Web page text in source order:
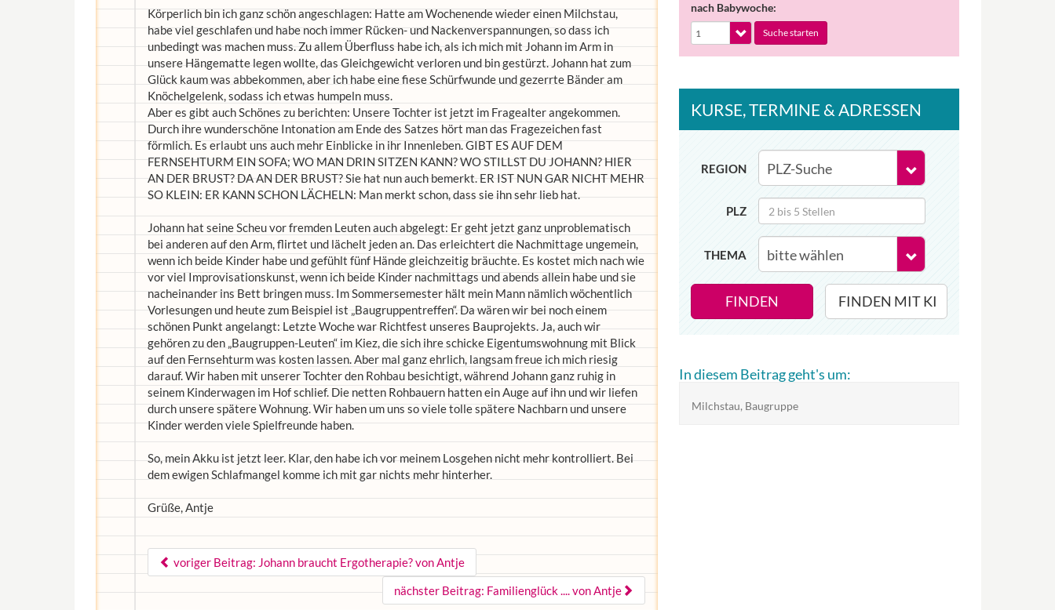
Körperlich bin ich ganz schön angeschlagen: Hatte am Wochenende wieder einen Milchstau,
habe viel geschlafen und habe noch immer Rücken- und Nackenverspannungen, so dass ich
unbedingt was machen muss. Zu allem Überfluss habe ich, als ich mich mit Johann im Arm in
unsere Hängematte legen wollte, das Gleichgewicht verloren und bin gestürzt. Johann hat zum
Glück kaum was abbekommen, aber ich habe eine fiese Schürfwunde und gezerrte Bänder am
Knöchelgelenk, sodass ich etwas humpeln muss.
Aber es gibt auch Schönes zu berichten: Unsere Tochter ist jetzt im Fragealter angekommen.
Durch ihre wunderschöne Intonation am Ende des Satzes hört man das Fragezeichen fast
förmlich. Es erlaubt uns auch mehr Einblicke in ihr Innenleben. GIBT ES AUF DEM
FERNSEHTURM EIN SOFA; WO MAN DRIN SITZEN KANN? WO STILLST DU JOHANN? HIER
AN DER BRUST? DA AN DER BRUST? Sie hat nun auch bemerkt. ER IST NUN GAR NICHT MEHR
SO KLEIN: ER KANN SCHON LÄCHELN: Man merkt schon, dass sie ihn sehr lieb hat.
Johann hat seine Scheu vor fremden Leuten auch abgelegt: Er geht jetzt ganz unproblematisch
bei anderen auf den Arm, flirtet und lächelt jeden an. Das erleichtert die Nachmittage ungemein,
wenn ich beide Kinder habe und gefühlt fünf Hände gleichzeitig bräuchte. Es kostet mich nach wie
vor viel Improvisationskunst, wenn ich beide Kinder nachmittags und abends allein habe und sie
nacheinander ins Bett bringen muss. Im Sommersemester hält mein Mann nämlich wöchentlich
Vorlesungen und heute zum Beispiel ist „Baugruppentreffen“. Da wären wir bei noch einem
schönen Punkt angelangt: Letzte Woche war Richtfest unseres Bauprojekts. Ja, auch wir
gehören zu den „Baugruppen-Leuten“ im Kiez, die sich ihre schicke Eigentumswohnung mit Blick
auf den Fernsehturm was kosten lassen. Aber mal ganz ehrlich, langsam freue ich mich riesig
darauf. Wir haben mit unserer Tochter den Rohbau besichtigt, während Johann ganz ruhig in
seinem Kinderwagen im Hof schlief. Die netten Rohbauern hatten ein Auge auf ihn und wir liefen
durch unsere spätere Wohnung. Wir haben um uns so viele tolle spätere Nachbarn und unsere
Kinder werden viele Spielfreunde haben.
So, mein Akku ist jetzt leer. Klar, den habe ich vor meinem Losgehen nicht mehr kontrolliert. Bei
dem ewigen Schlafmangel komme ich mit gar nichts mehr hinterher.
Grüße, Antje
voriger Beitrag: Johann braucht Ergotherapie? von Antje
nächster Beitrag: Familienglück .... von Antje
nach Babywoche:
Suche starten
KURSE, TERMINE & ADRESSEN
REGION
PLZ
THEMA
FINDEN FINDEN MIT KI
In diesem Beitrag geht's um:
Milchstau, Baugruppe